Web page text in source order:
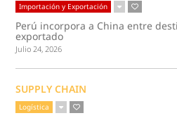
Importación y Exportación
Perú incorpora a China entre
exportado
Julio 24, 2026
SUPPLY CHAIN
Logística